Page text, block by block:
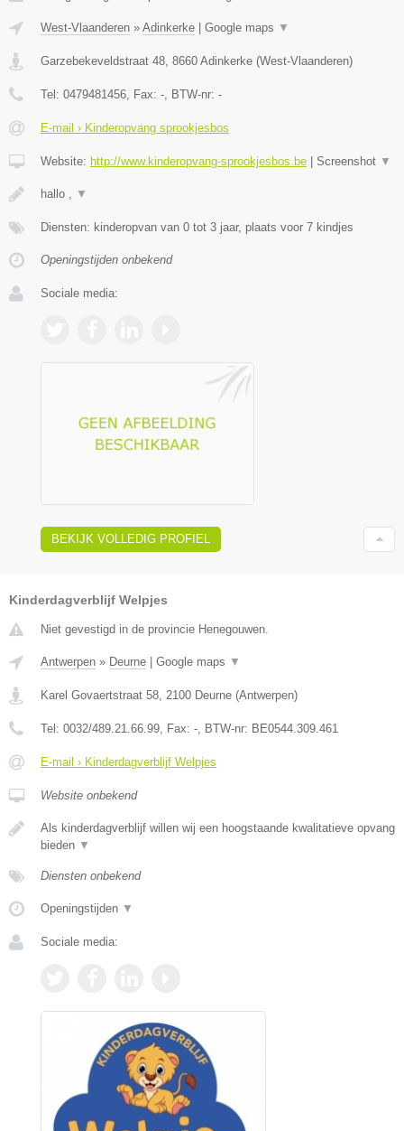
West-Vlaanderen » Adinkerke | Google maps ▼
Garzebekeveldstraat 48 8660 Adinkerke (West-Vlaanderen)
Tel: 0479481456 , Fax: - , BTW-nr: -
E-mail › Kinderopvang sprookjesbos
Website: http://www.kinderopvang-sprookjesbos.be | Screenshot ▼
hallo , ▼
Diensten: kinderopvan van 0 tot 3 jaar, plaats voor 7 kindjes
Openingstijden onbekend
Sociale media:
BEKIJK VOLLEDIG PROFIEL
Kinderdagverblijf Welpjes
Niet gevestigd in de provincie Henegouwen.
Antwerpen » Deurne Google maps ▼
Karel Govaertstraat 58, 2100 Deurne (Antwerpen)
Tel: 0032/489.21.66.99, Fax: -, BTW-nr: BE0544.309.461
E-mail › Kinderdagverblijf Welpjes
Website onbekend
Als kinderdagverblijf willen wij een hoogstaande kwalitatieve opvang
bieden ▼
Diensten onbekend
Openingstijden ▼
Sociale media: